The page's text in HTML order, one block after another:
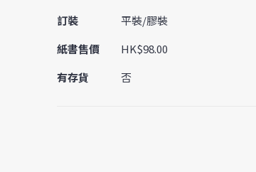
訂裝
平裝/膠裝
紙書售價
HK$98.00
有存貨
否